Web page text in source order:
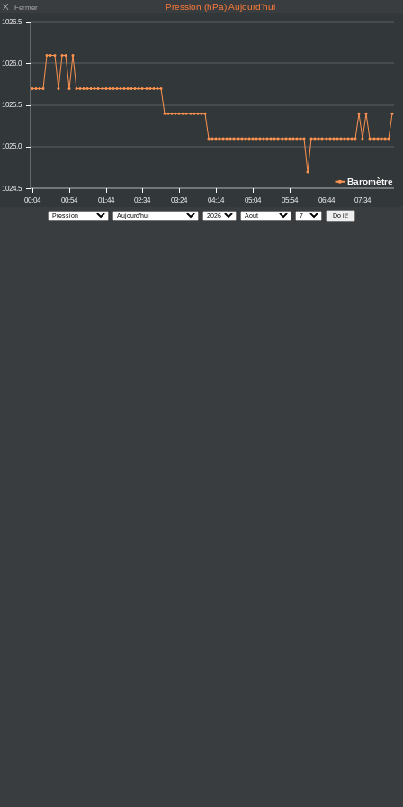
X Fermer Pression (hPa) Aujourd'hui